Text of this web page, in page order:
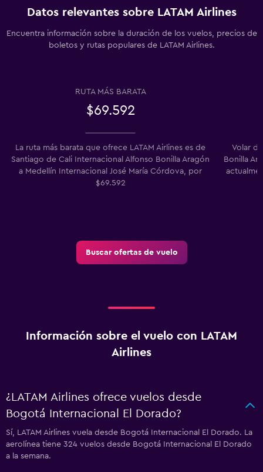
Datos relevantes sobre LATAM Airlines
Encuentra información sobre la duración de los vuelos, precios de
boletos y rutas populares de LATAM Airlines.
RUTA MÁS BARATA
$69.592
La ruta más barata que ofrece LATAM Airlines es de
Santiago de Cali Internacional Alfonso Bonilla Aragón
a Medellín Internacional José María Córdova, por
$69.592
Volar
Bonilla
Buscar ofertas de vuelo
Información sobre el vuelo con LATAM
Airlines
¿LATAM Airlines ofrece vuelos desde
Bogotá Internacional El Dorado?
Sí, LATAM Airlines vuela desde Bogotá Internacional El Dorado. La
aerolínea tiene 324 vuelos desde Bogotá Internacional El Dorado
a la semana.